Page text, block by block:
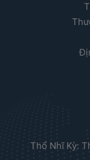
Thổ Nhĩ Kỳ: